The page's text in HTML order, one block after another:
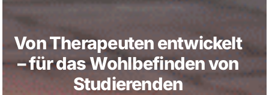
Von Therapeuten entwickelt
– für das Wohlbefinden von
Studierenden